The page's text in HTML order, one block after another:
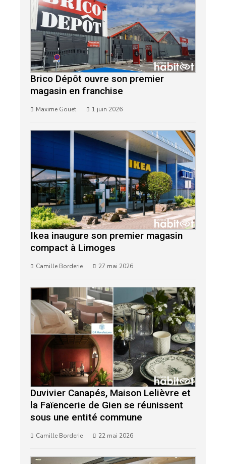
Brico Dépôt ouvre son premier
magasin en franchise
Maxime Gouet 1 juin 2026
Ikea inaugure son premier magasin
compact à Limoges
Camille Borderie 27 mai 2026
Duvivier Canapés, Maison Lelièvre et
la Faïencerie de Gien se réunissent
sous une entité commune
Camille Borderie 22 mai 2026